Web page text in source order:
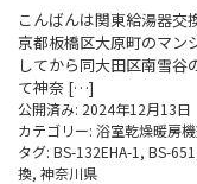
こんばんは関東給湯器交
京都板橋区大原町のマン
してから同大田区南雪谷
て神奈 […]
公開済み: 2024年12月13日
カテゴリー: 浴室乾燥暖房
タグ: BS-132EHA-1 , BS-651
換, 神奈川県